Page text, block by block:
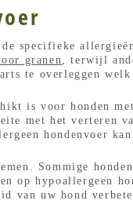
specifieke
granen
, terwijl
te overleggen welk
is voor honden
met het verteren
hondenvoer
Sommige
op hypoallergeen
van uw hond